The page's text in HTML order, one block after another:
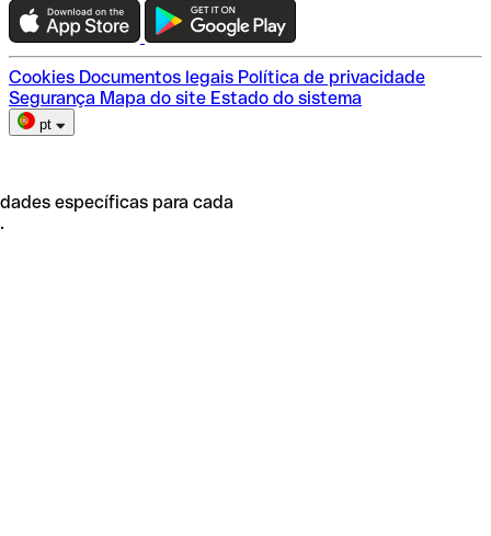
Escolha do plano
Cookies Documentos legais Política de privacidade
Segurança Mapa do site Estado do sistema
pt
específicas para cada